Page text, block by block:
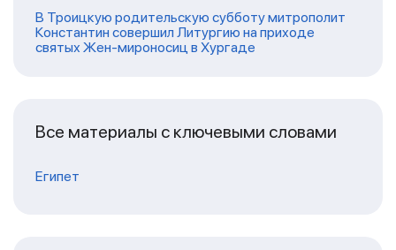
В Троицкую родительскую субботу митрополит
Константин совершил Литургию на приходе
святых Жен-мироносиц в Хургаде
Все материалы с ключевыми словами
Египет